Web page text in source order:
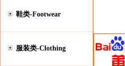
鞋类-Footwear
服装类-Clothing